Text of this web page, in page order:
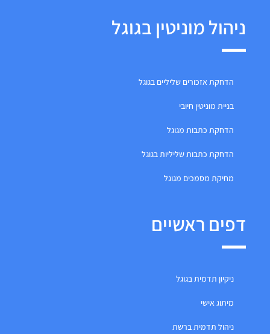
ניהול מוניטין בגוגל
הדחקת אזכורים שליליים בגוגל
בניית מוניטין חיובי
הדחקת כתבות מגוגל
הדחקת כתבות שליליות בגוגל
מחיקת מסמכים מגוגל
דפים ראשיים
ניקיון תדמית בגוגל
מיתוג אישי
ניהול תדמית ברשת